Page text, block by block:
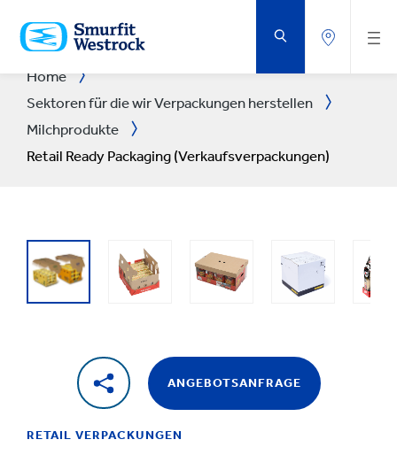
HAUPTINHALT
SPRINGEN
Home
Sektoren für die wir Verpackungen herstellen
Milchprodukte
Retail Ready Packaging (Verkaufsverpackungen)
ANGEBOTSANFRAGE
RETAIL VERPACKUNGEN